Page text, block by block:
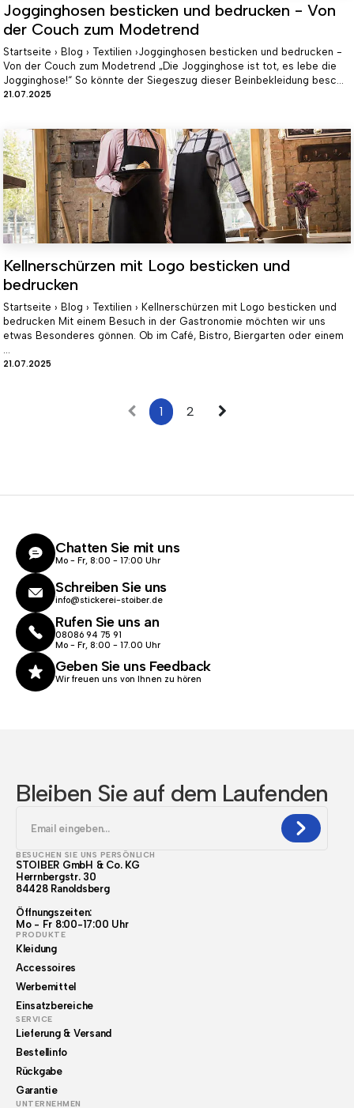
Jogginghosen besticken und bedrucken - Von
der Couch zum Modetrend
Startseite › Blog › Textilien ›Jogginghosen besticken und bedrucken -
Von der Couch zum Modetrend „Die Jogginghose ist tot, es lebe die
Jogginghose!“ So könnte der Siegeszug dieser Beinbekleidung besc...
21.07.2025
Kellnerschürzen mit Logo besticken und
bedrucken
Startseite › Blog › Textilien › Kellnerschürzen mit Logo besticken und
bedrucken Mit einem Besuch in der Gastronomie möchten wir uns
etwas Besonderes gönnen. Ob im Café, Bistro, Biergarten oder einem
...
21.07.2025
1 2
Chatten Sie mit uns
Mo - Fr, 8:00 - 17:00 Uhr
Schreiben Sie uns
info@stickerei-stoiber.de
Rufen Sie uns an
08086 94 75 91
Mo - Fr, 8:00 - 17.00 Uhr
Geben Sie uns Feedback
Wir freuen uns von Ihnen zu hören
Bleiben Sie auf dem Laufenden
BESUCHEN SIE UNS PERSÖNLICH
STOIBER GmbH & Co. KG
Herrnbergstr. 30
84428 Ranoldsberg
Öffnungszeiten:
Mo - Fr 8:00-17:00 Uhr
PRODUKTE
Kleidung
Accessoires
Werbemittel
Einsatzbereiche
SERVICE
Lieferung & Versand
Bestellinfo
Rückgabe
Garantie
UNTERNEHMEN